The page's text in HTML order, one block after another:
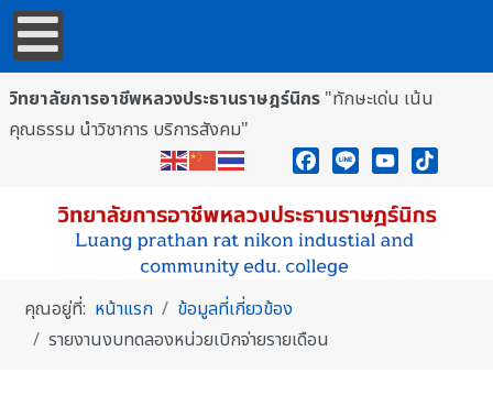
วิทยาลัยการอาชีพหลวงประธานราษฎร์นิกร "ทักษะเด่น เน้น
คุณธรรม นำวิชาการ บริการสังคม"
คุณอยู่ที่: หน้าแรก
ข้อมูลที่เกี่ยวข้อง
รายงานงบทดลองหน่วยเบิกจ่ายรายเดือน